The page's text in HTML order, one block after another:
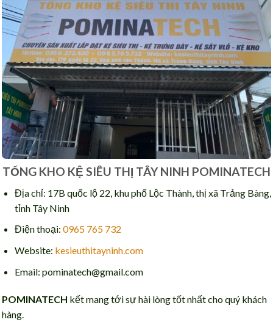
TỔNG KHO KỆ SIÊU THỊ TÂY NINH POMINATECH
Địa chỉ: 17B quốc lộ 22, khu phố Lộc Thành, thị xã Trảng Bàng,
tỉnh Tây Ninh
Điện thoại: 0965 765 732
Website: kesieuthitayninh.com
Email: pominatech@gmail.com
POMINATECH kết mang tới sự hài lòng tốt nhất cho quý khách
hàng.